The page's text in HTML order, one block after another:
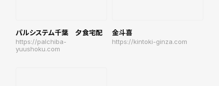
パルシステム千葉 夕食宅配
https://palchiba-
yuushoku.com
金斗喜
https://kintoki-ginza.com